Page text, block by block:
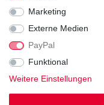
Kundenstimmen
Marketing
Externe Medien
PayPal
Funktional
Weitere Einstellungen